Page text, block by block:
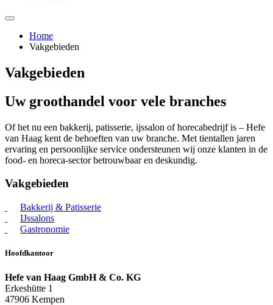
Home
Vakgebieden
Vakgebieden
Uw groothandel voor vele branches
Of het nu een bakkerij, patisserie, ijssalon of horecabedrijf is – Hefe
van Haag kent de behoeften van uw branche. Met tientallen jaren
ervaring en persoonlijke service ondersteunen wij onze klanten in de
food- en horeca-sector betrouwbaar en deskundig.
Vakgebieden
Bakkerij & Patisserie
IJssalons
Gastronomie
Hoofdkantoor
Hefe van Haag GmbH & Co. KG
Erkeshütte 1
47906 Kempen